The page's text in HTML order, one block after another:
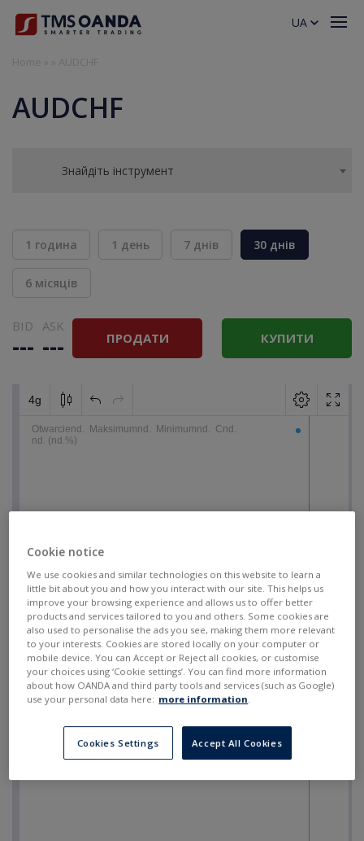
AUDCHF
Знайдіть інструмент
1 година 1 день 7 днів 30 днів
6 місяців
BID
---
ASK
--- ПРОДАТИ КУПИТИ
UA
Cookie notice
We use cookies and similar technologies on this website to learn a
little bit about you and how you interact with our site. This helps us
improve your browsing experience and allows us to offer better
products and services tailored to you and others. Some cookies are
also used to personalise the ads you see, making them more relevant
to your interests. Cookies are stored locally on your computer or
mobile device. You can Accept or Reject all cookies, or customise
your choices using ‘Cookie settings’. You can find more information
about how OANDA and third party tools and services (such as Google)
use your personal data here: more information.
Cookies Settings Accept All Cookies